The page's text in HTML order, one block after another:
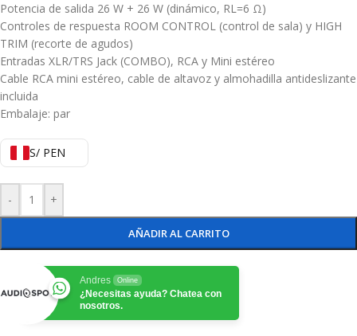
Potencia de salida 26 W + 26 W (dinámico, RL=6 Ω)
Controles de respuesta ROOM CONTROL (control de sala) y HIGH
TRIM (recorte de agudos)
Entradas XLR/TRS Jack (COMBO), RCA y Mini estéreo
Cable RCA mini estéreo, cable de altavoz y almohadilla antideslizante
incluida
Embalaje: par
S/ PEN
- +
AÑADIR AL CARRITO
Andres Online
¿Necesitas ayuda? Chatea con
nosotros.